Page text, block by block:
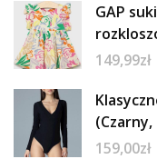
GAP
149,99zł
(Czarny,
159,00zł